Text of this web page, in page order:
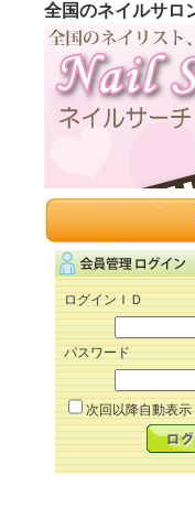
全国のネイルサロ
ログインＩＤ
パスワード
次回以降自動表示